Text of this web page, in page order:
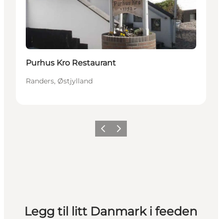
Purhus Kro Restaurant
Randers, Østjylland
ForrigeNeste
Legg til litt Danmark i feeden